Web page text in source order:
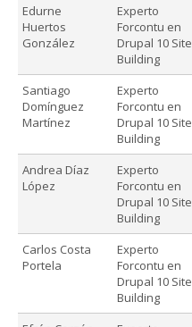
Edurne
Huertos
González
Experto
Forcontu en
Drupal 10 Site
Building
Santiago
Domínguez
Martínez
Experto
Forcontu en
Drupal 10 Site
Building
Andrea Díaz
López
Experto
Forcontu en
Drupal 10 Site
Building
Carlos Costa
Portela
Experto
Forcontu en
Drupal 10 Site
Building